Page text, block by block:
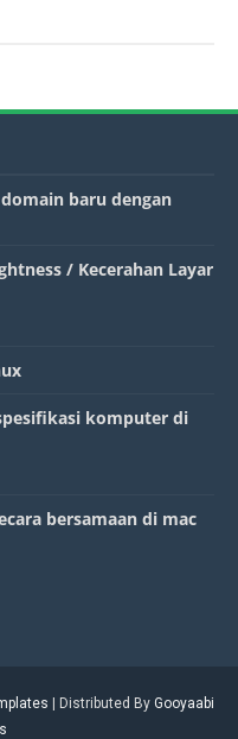
baru dengan
/ Kecerahan Layar
komputer di
bersamaan di mac
| Distributed By Gooyaabi